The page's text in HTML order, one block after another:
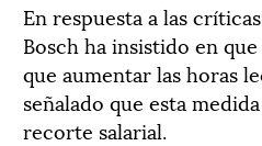
En respuesta a las
Bosch ha insistido en
que aumentar las horas
señalado que esta
recorte salarial.